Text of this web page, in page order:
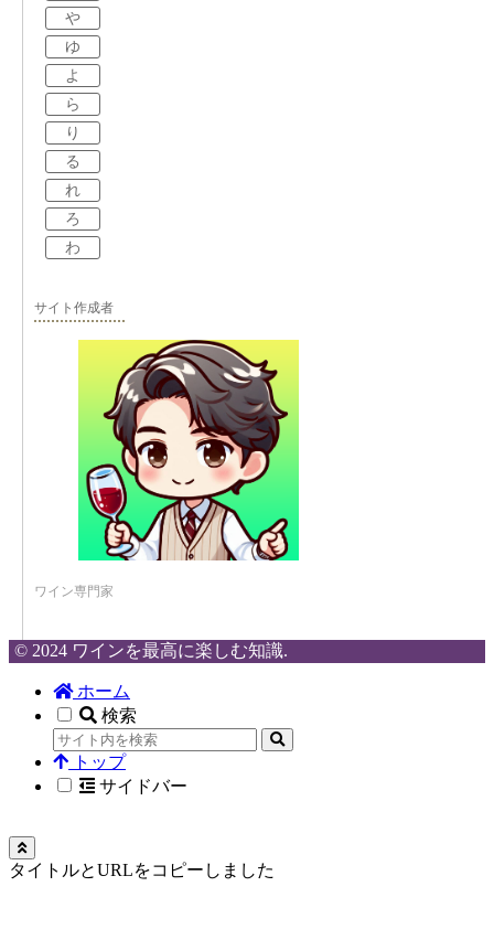
や
ゆ
よ
ら
り
る
れ
ろ
わ
サイト作成者
ワイン専門家
© 2024 ワインを最高に楽しむ知識.
ホーム
検索
トップ
サイドバー
タイトルとURLをコピーしました